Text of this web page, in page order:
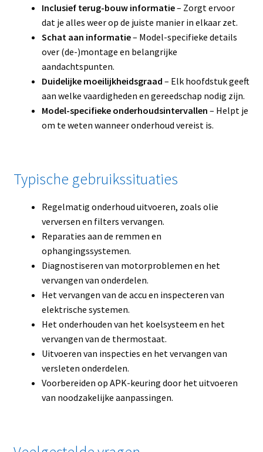
Inclusief terug-bouw informatie– Zorgt ervoor
dat je alles weer op de juiste manier in elkaar zet.
Schat aan informatie– Model-specifieke details
over (de-)montage en belangrijke
aandachtspunten.
Duidelijke moeilijkheidsgraad – Elk hoofdstuk geeft
aan welke vaardigheden en gereedschap nodig zijn.
Model-specifieke onderhoudsintervallen – Helpt je
om te weten wanneer onderhoud vereist is.
Typische gebruikssituaties
Regelmatig onderhoud uitvoeren, zoals olie
verversen en filters vervangen.
Reparaties aan de remmen en
ophangingssystemen.
Diagnostiseren van motorproblemen en het
vervangen van onderdelen.
Het vervangen van de accu en inspecteren van
elektrische systemen.
Het onderhouden van het koelsysteem en het
vervangen van de thermostaat.
Uitvoeren van inspecties en het vervangen van
versleten onderdelen.
Voorbereiden op APK-keuring door het uitvoeren
van noodzakelijke aanpassingen.